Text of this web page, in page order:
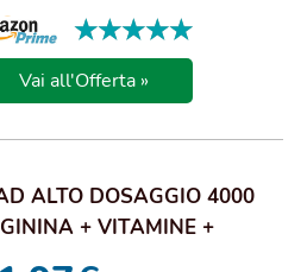
★★★★★
★★★★★
Vai all'Offerta »
ALTO DOSAGGIO 4000
+ VITAMINE +